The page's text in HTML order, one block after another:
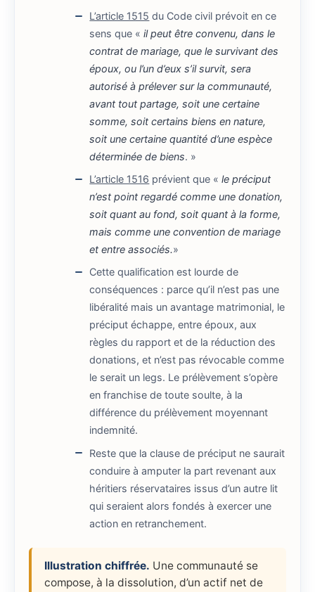
L’article 1515 du Code civil prévoit en ce
sens que «il peut être convenu, dans le
contrat de mariage, que le survivant des
époux, ou l’un d’eux s’il survit, sera
autorisé à prélever sur la communauté,
avant tout partage, soit une certaine
somme, soit certains biens en nature,
soit une certaine quantité d’une espèce
déterminée de biens. »
L’article 1516 prévient que «le préciput
n’est point regardé comme une donation,
soit quant au fond, soit quant à la forme,
mais comme une convention de mariage
et entre associés.»
Cette qualification est lourde de
conséquences : parce qu’il n’est pas une
libéralité mais un avantage matrimonial, le
préciput échappe, entre époux, aux
règles du rapport et de la réduction des
donations, et n’est pas révocable comme
le serait un legs. Le prélèvement s’opère
en franchise de toute soulte, à la
différence du prélèvement moyennant
indemnité.
Reste que la clause de préciput ne saurait
conduire à amputer la part revenant aux
héritiers réservataires issus d’un autre lit
qui seraient alors fondés à exercer une
action en retranchement.
Illustration chiffrée. Une communauté se
compose, à la dissolution, d’un actif net de